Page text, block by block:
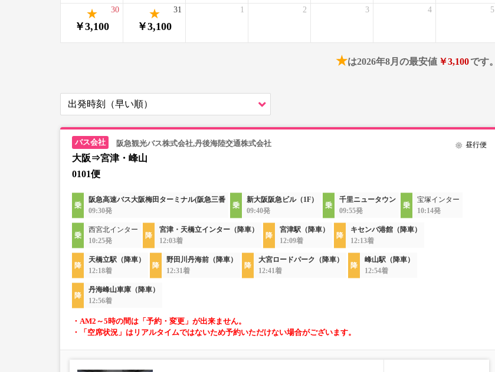
￥3,100
30
￥3,100
31 1 2 3 4 5
★は2026年8月の最安値 ￥3,100です。
阪急観光バス株式会社,丹後海陸交通株式会社
大阪⇒宮津・峰山
0101便
昼行便
阪急高速バス大阪梅田ターミナル(阪急三番
09:30発
新大阪阪急ビル（1F）
09:40発
千里ニュータウン
09:55発
宝塚インター
10:14発
西宮北インター
10:25発
宮津・天橋立インター（降車）
12:03着
宮津駅（降車）
12:09着
キセンバ港館（降車）
12:13着
天橋立駅（降車）
12:18着
野田川丹海前（降車）
12:31着
大宮ロードパーク（降車）
12:41着
峰山駅（降車）
12:54着
丹海峰山車庫（降車）
12:56着
・AM2～5時の間は「予約・変更」が出来ません。
・「空席状況」はリアルタイムではないため予約いただけない場合がございます。